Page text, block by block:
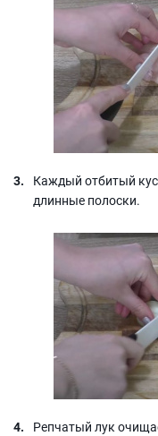
Каждый отбитый
длинные полоски.
Репчатый лук